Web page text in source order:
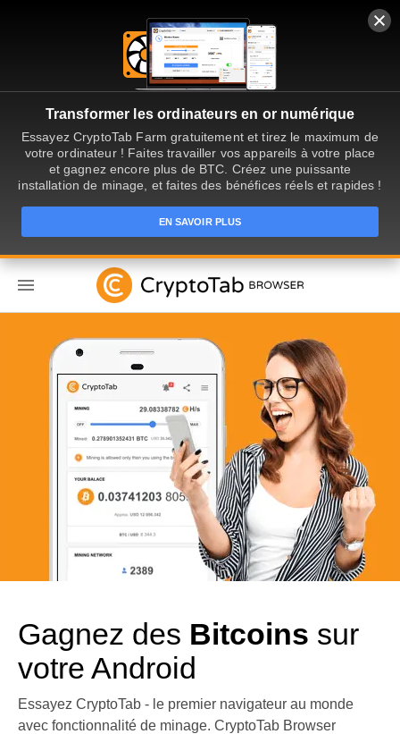
Transformer les ordinateurs en or numérique
Essayez CryptoTab Farm gratuitement et tirez le maximum de
votre ordinateur ! Faites travailler vos appareils à votre place
et gagnez encore plus de BTC. Créez une puissante
installation de minage, et faites des bénéfices réels et rapides !
EN SAVOIR PLUS
Gagnez des Bitcoins sur
votre Android
Essayez CryptoTab - le premier navigateur au monde
avec fonctionnalité de minage. CryptoTab Browser